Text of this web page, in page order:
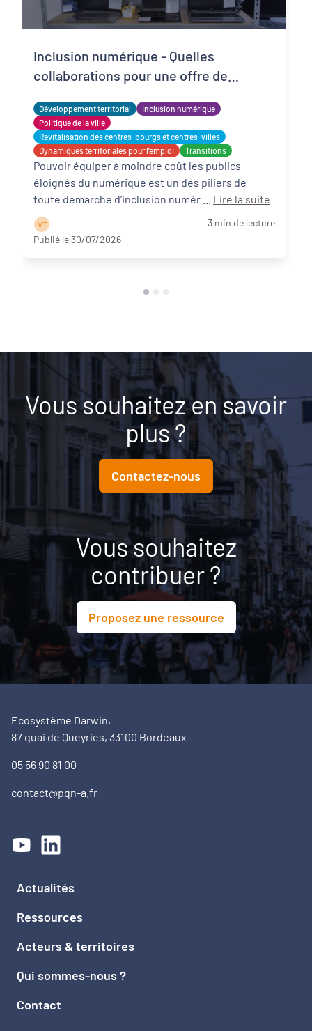
Développement territorial
Inclusion numérique
Politique de la ville
Revitalisation des centres-bourgs et centres-villes
Dynamiques territoriales pour l’emploi
Transitions
Inclusion numérique - Quelles
collaborations pour une offre de
solidaire et adaptée ?
Pouvoir équiper à moindre coût les publics
éloignés du numérique est un des piliers de
Lire la suite
V T
3 min de lecture
Publié le 30/07/2026
Vous souhaitez en savoir
plus ?
Contactez-nous
Vous souhaitez
contribuer ?
Proposez une ressource
Ecosystème Darwin,
87 quai de Queyries, 33100 Bordeaux
05 56 90 81 00
contact@pqn-a.fr
Actualités
Ressources
Acteurs & territoires
Qui sommes-nous ?
Contact